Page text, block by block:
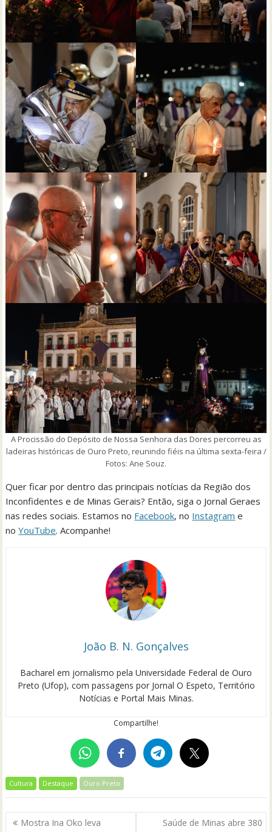
A Procissão do Depósito de Nossa Senhora das Dores percorreu as
ladeiras históricas de Ouro Preto, reunindo fiéis na última sexta-feira /
Fotos: Ane Souz.
Quer ficar por dentro das principais notícias da Região dos
Inconfidentes e de Minas Gerais? Então, siga o Jornal Geraes
nas redes sociais. Estamos no Facebook, no Instagram e
noYouTube. Acompanhe!
João B. N. Gonçalves
Bacharel em jornalismo pela Universidade Federal de Ouro
Preto (Ufop), com passagens por Jornal O Espeto, Território
Notícias e Portal Mais Minas.
Compartilhe!
Cultura Destaque Ouro Preto
Navegação
Mostra Ina Oko leva
Saúde de Minas abre 380